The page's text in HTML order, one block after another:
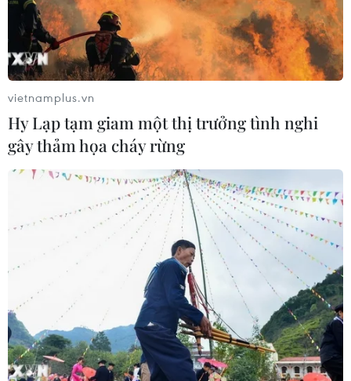
TIN CÙNG CHUYÊN MỤC
Bế mạc Hội thi lực lượng tham gia
bảo vệ an ninh, trật tự ở cơ sở giỏi
toàn quốc
vietnamplus.vn
Hy Lạp tạm giam một thị trưởng tình nghi
gây thảm họa cháy rừng